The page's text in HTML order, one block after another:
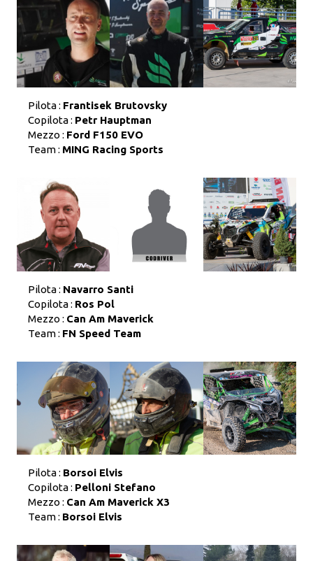
Pilota : Frantisek Brutovsky
Copilota : Petr Hauptman
Mezzo : Ford F150 EVO
Team : MING Racing Sports
Pilota : Navarro Santi
Copilota : Ros Pol
Mezzo : Can Am Maverick
Team : FN Speed Team
Pilota : Borsoi Elvis
Copilota : Pelloni Stefano
Mezzo : Can Am Maverick X3
Team : Borsoi Elvis